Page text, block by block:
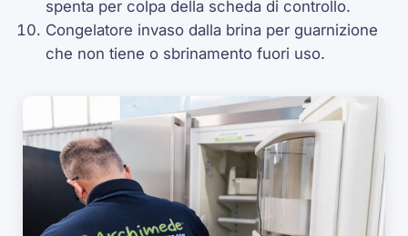
spenta per colpa della scheda di controllo.
Congelatore invaso dalla brina per guarnizione
che non tiene o sbrinamento fuori uso.